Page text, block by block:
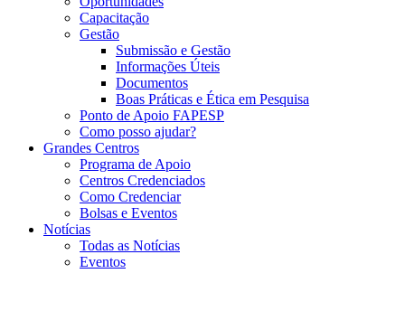
Capacitação
Gestão
Submissão e Gestão
Informações Úteis
Documentos
Boas Práticas e Ética em Pesquisa
Ponto de Apoio FAPESP
Como posso ajudar?
Grandes Centros
Programa de Apoio
Centros Credenciados
Como Credenciar
Bolsas e Eventos
Notícias
Todas as Notícias
Eventos